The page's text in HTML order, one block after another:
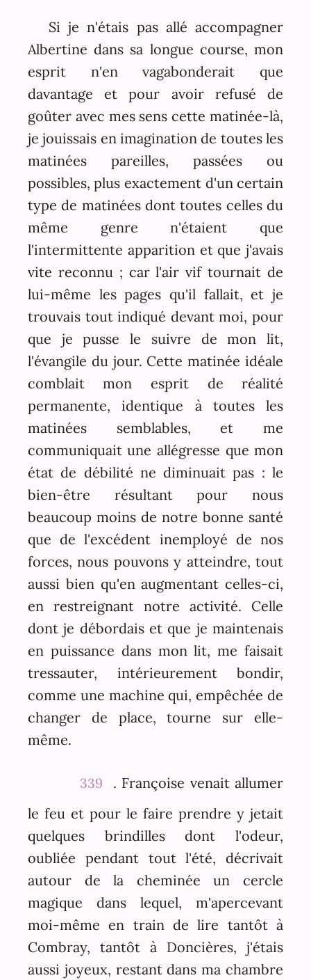
Si je n'étais pas allé accompagner
Albertine dans sa longue course, mon
esprit n'en vagabonderait que
davantage et pour avoir refusé de
goûter avec mes sens cette matinée-là,
je jouissais en imagination de toutes les
matinées pareilles, passées ou
possibles, plus exactement d'un certain
type de matinées dont toutes celles du
même genre n'étaient que
l'intermittente apparition et que j'avais
vite reconnu ; car l'air vif tournait de
lui-même les pages qu'il fallait, et je
trouvais tout indiqué devant moi, pour
que je pusse le suivre de mon lit,
l'évangile du jour. Cette matinée idéale
comblait mon esprit de réalité
permanente, identique à toutes les
matinées semblables, et me
communiquait une allégresse que mon
état de débilité ne diminuait pas : le
bien-être résultant pour nous
beaucoup moins de notre bonne santé
que de l'excédent inemployé de nos
forces, nous pouvons y atteindre, tout
aussi bien qu'en augmentant celles-ci,
en restreignant notre activité. Celle
dont je débordais et que je maintenais
en puissance dans mon lit, me faisait
tressauter, intérieurement bondir,
comme une machine qui, empêchée de
changer de place, tourne sur elle-
même.
339
. Françoise venait allumer
le feu et pour le faire prendre y jetait
quelques brindilles dont l'odeur,
oubliée pendant tout l'été, décrivait
autour de la cheminée un cercle
magique dans lequel, m'apercevant
moi-même en train de lire tantôt à
Combray, tantôt à Doncières, j'étais
aussi joyeux, restant dans ma chambre